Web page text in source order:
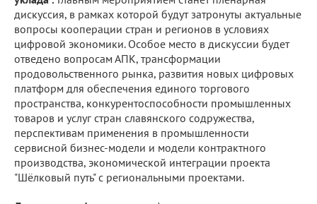
дискуссия, в рамках которой будут затронуты актуальные
вопросы кооперации стран и регионов в условиях
цифровой экономики. Особое место в дискуссии будет
отведено вопросам АПК, трансформации
продовольственного рынка, развития новых цифровых
платформ для обеспечения единого торгового
пространства, конкурентоспособности промышленных
товаров и услуг стран славянского содружества,
перспективам применения в промышленности
сервисной бизнес-модели и модели контрактного
производства, экономической интеграции проекта
"Шёлковый путь" с региональными проектами.